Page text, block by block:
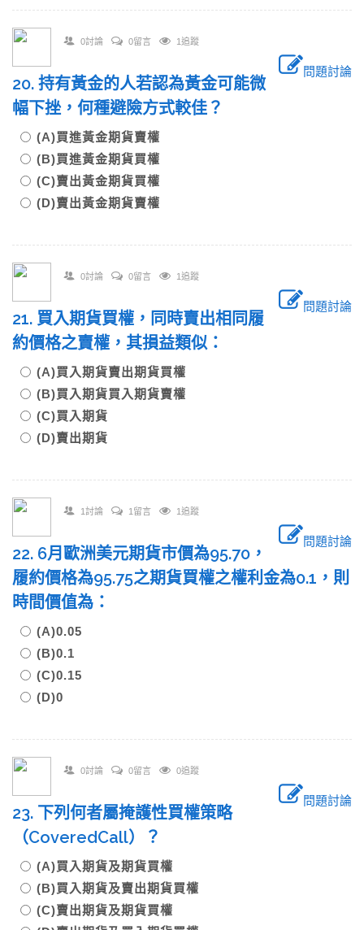
0討論 0留言 1追蹤
問題討論
20. 持有黃金的人若認為黃金可能微
幅下挫，何種避險方式較佳？
(A)買進黃金期貨賣權
(B)買進黃金期貨買權
(C)賣出黃金期貨買權
(D)賣出黃金期貨賣權
0討論 0留言 1追蹤
問題討論
21. 買入期貨買權，同時賣出相同履
約價格之賣權，其損益類似：
(A)買入期貨賣出期貨買權
(B)買入期貨買入期貨賣權
(C)買入期貨
(D)賣出期貨
1討論 1留言 1追蹤
問題討論
22. 6月歐洲美元期貨市價為95.70，
履約價格為95.75之期貨買權之權利金為0.1，則
時間價值為：
(A)0.05
(B)0.1
(C)0.15
(D)0
0討論 0留言 0追蹤
問題討論
23. 下列何者屬掩護性買權策略
（CoveredCall）？
(A)買入期貨及期貨買權
(B)買入期貨及賣出期貨買權
(C)賣出期貨及期貨買權